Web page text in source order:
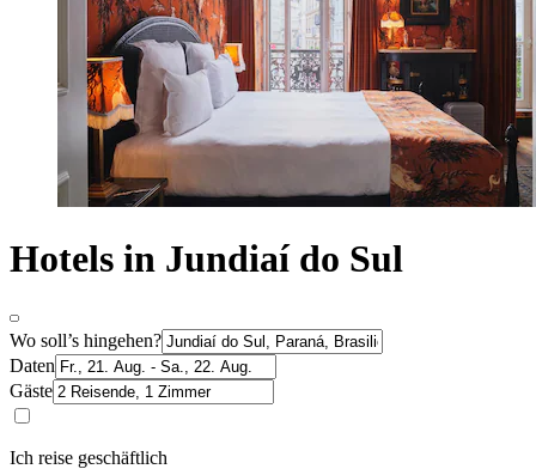
Hotels in Jundiaí do Sul
Wo soll’s hingehen?
Daten
Gäste
Ich reise geschäftlich